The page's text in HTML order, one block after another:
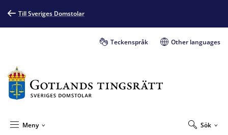
Till Sveriges Domstolar
Teckenspråk Other languages
Sök
Meny